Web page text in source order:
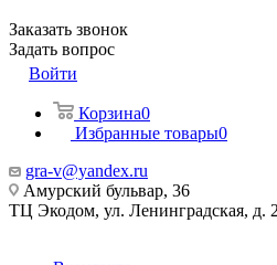
Заказать звонок
Задать вопрос
Войти
Корзина0
Избранные товары0
gra-v@yandex.ru
Амурский бульвар, 36
ТЦ Экодом, ул. Ленинградская, д.